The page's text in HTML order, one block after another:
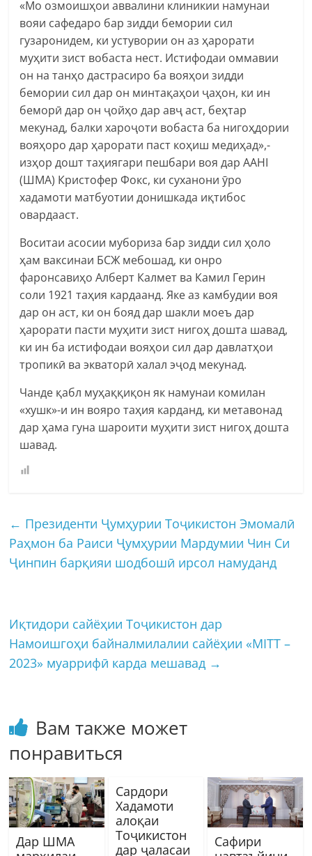
«Мо озмоишҳои аввалини клиникии намунаи
вояи сафедаро бар зидди бемории сил
гузаронидем, ки устувории он аз ҳарорати
муҳити зист вобаста нест. Истифодаи оммавии
он на танҳо дастрасиро ба вояҳои зидди
бемории сил дар он минтақаҳои ҷаҳон, ки ин
беморӣ дар он ҷойҳо дар авҷ аст, беҳтар
мекунад, балки хароҷоти вобаста ба нигоҳдории
вояҳоро дар ҳарорати паст коҳиш медиҳад»,-
изҳор дошт таҳиягари пешбари воя дар AAHI
(ШМА) Кристофер Фокс, ки суханони ӯро
хадамоти матбуотии донишкада иқтибос
овардааст.
Воситаи асосии мубориза бар зидди сил ҳоло
ҳам ваксинаи БСЖ мебошад, ки онро
фаронсавиҳо Алберт Калмет ва Камил Герин
соли 1921 таҳия кардаанд. Яке аз камбудии воя
дар он аст, ки он бояд дар шакли моеъ дар
ҳарорати пасти муҳити зист нигоҳ дошта шавад,
ки ин ба истифодаи вояҳои сил дар давлатҳои
тропикӣ ва экваторӣ халал эҷод мекунад.
Чанде қабл муҳаққиқон як намунаи комилан
«хушк»-и ин вояро таҳия карданд, ки метавонад
дар ҳама гуна шароити муҳити зист нигоҳ дошта
шавад.
← Президенти Ҷумҳурии Тоҷикистон Эмомалӣ
Раҳмон ба Раиси Ҷумҳурии Мардумии Чин Си
Ҷинпин барқияи шодбошӣ ирсол намуданд
Иқтидори сайёҳии Тоҷикистон дар
Намоишгоҳи байналмилалии сайёҳии «MITT –
2023» муаррифӣ карда мешавад →
Вам также может
понравиться
Дар ШМА
Сардори
Хадамоти
алоқаи
Тоҷикистон
дар ҷаласаи
Сафири